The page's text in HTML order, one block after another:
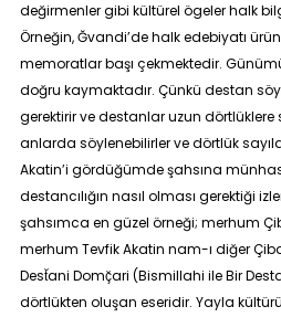
değirmenler gibi kültürel ögeler halk
Örneğin, Ğvandi’de halk edebiyatı
memoratlar başı çekmektedir.
doğru kaymaktadır. Çünkü destan
gerektirir ve destanlar uzun dörtlüklere
anlarda söylenebilirler ve dörtlük
Akatin’i gördüğümde şahsına
destancılığın nasıl olması gerektiği
şahsımca en güzel örneği; merhum
merhum Tevfik Akatin nam-ı diğer
Dest̆ani Domç̆ari (Bismillahi ile Bir
dörtlükten oluşan eseridir. Yayla